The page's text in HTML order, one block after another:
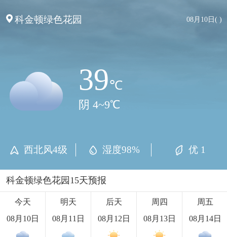
科金顿绿色花园 08月10日( )
39℃
阴 4~9℃
西北风4级 湿度98% 优 1
科金顿绿色花园15天预报
今天
08月10日
明天
08月11日
后天
08月12日
周四
08月13日
周五
08月14日